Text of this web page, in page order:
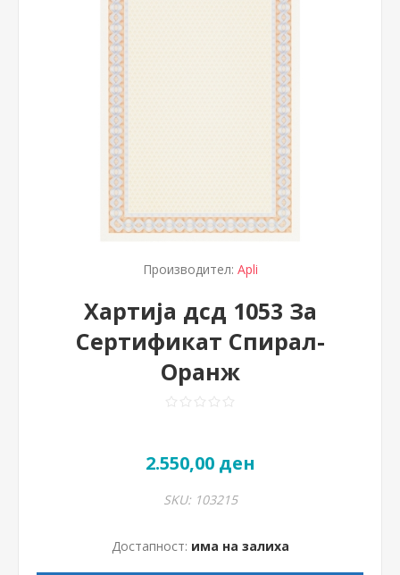
Производител: Apli
Хартија дсд 1053 За
Сертификат Спирал-
Оранж
2.550,00 ден
SKU: 103215
Достапност: има на залиха